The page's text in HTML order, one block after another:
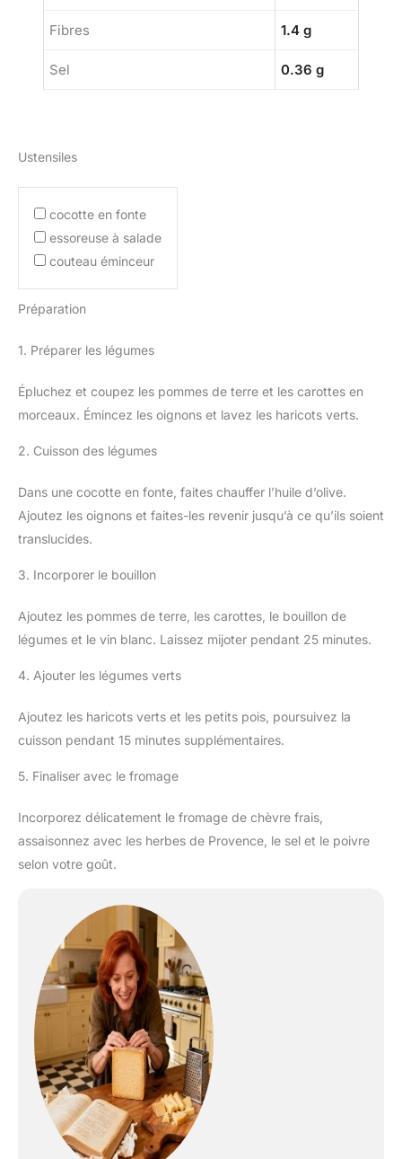
Fibres 1.4 g
Sel 0.36 g
Ustensiles
cocotte en fonte
essoreuse à salade
couteau éminceur
Préparation
1. Préparer les légumes
Épluchez et coupez les pommes de terre et les carottes en
morceaux. Émincez les oignons et lavez les haricots verts.
2. Cuisson des légumes
Dans une cocotte en fonte, faites chauffer l’huile d’olive.
Ajoutez les oignons et faites-les revenir jusqu’à ce qu’ils soient
translucides.
3. Incorporer le bouillon
Ajoutez les pommes de terre, les carottes, le bouillon de
légumes et le vin blanc. Laissez mijoter pendant 25 minutes.
4. Ajouter les légumes verts
Ajoutez les haricots verts et les petits pois, poursuivez la
cuisson pendant 15 minutes supplémentaires.
5. Finaliser avec le fromage
Incorporez délicatement le fromage de chèvre frais,
assaisonnez avec les herbes de Provence, le sel et le poivre
selon votre goût.